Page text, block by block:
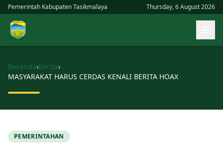
Skip
content
Pemerintah Kabupaten Tasikmalaya Thursday, 6 August 2026
Beranda›Berita›
MASYARAKAT HARUS CERDAS KENALI BERITA HOAX
PEMERINTAHAN